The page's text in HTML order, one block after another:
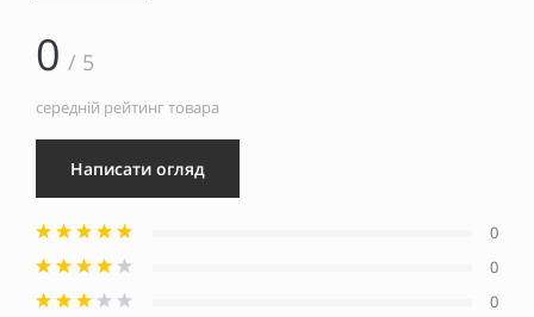
0 / 5
середній рейтинг товара
Написати огляд
0
0
0